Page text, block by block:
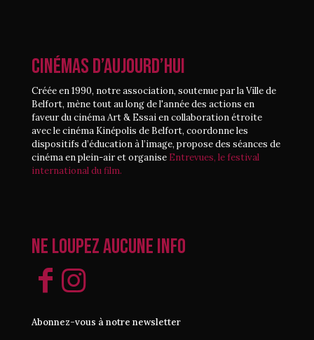
CINÉMAS D’AUJOURD’HUI
Créée en 1990, notre association, soutenue par la Ville de
Belfort, mène tout au long de l'année des actions en
faveur du cinéma Art & Essai en collaboration étroite
avec le cinéma Kinépolis de Belfort, coordonne les
dispositifs d’éducation à l’image, propose des séances de
cinéma en plein-air et organise Entrevues, le festival
international du film.
Ne loupez aucune info
Abonnez-vous à notre newsletter